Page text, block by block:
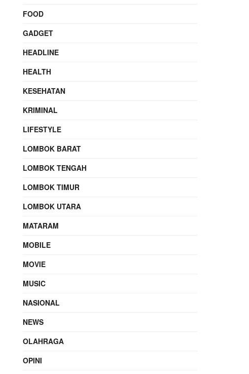
FOOD
GADGET
HEADLINE
HEALTH
KESEHATAN
KRIMINAL
LIFESTYLE
LOMBOK BARAT
LOMBOK TENGAH
LOMBOK TIMUR
LOMBOK UTARA
MATARAM
MOBILE
MOVIE
MUSIC
NASIONAL
NEWS
OLAHRAGA
OPINI